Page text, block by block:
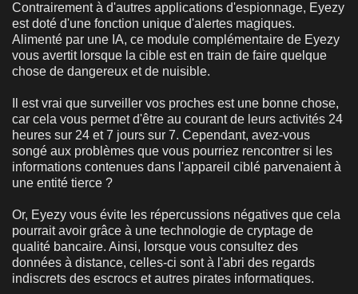
Contrairement à d'autres applications d'espionnage, Eyezy
est doté d'une fonction unique d'alertes magiques.
Alimenté par une IA, ce module complémentaire de Eyezy
vous avertit lorsque la cible est en train de faire quelque
chose de dangereux et de nuisible.
Il est vrai que surveiller vos proches est une bonne chose,
car cela vous permet d'être au courant de leurs activités 24
heures sur 24 et 7 jours sur 7. Cependant, avez-vous
songé aux problèmes que vous pourriez rencontrer si les
informations contenues dans l'appareil ciblé parvenaient à
une entité tierce ?
Or, Eyezy vous évite les répercussions négatives que cela
pourrait avoir grâce à une technologie de cryptage de
qualité bancaire. Ainsi, lorsque vous consultez des
données à distance, celles-ci sont à l'abri des regards
indiscrets des escrocs et autres pirates informatiques.